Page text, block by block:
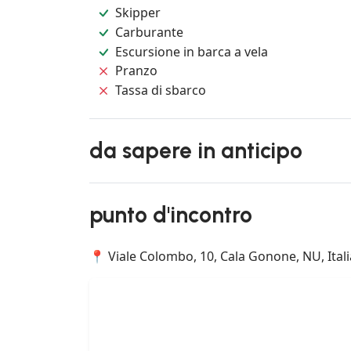
Skipper
Carburante
Escursione in barca a vela
Pranzo
Tassa di sbarco
da sapere in anticipo
punto d'incontro
📍 Viale Colombo, 10, Cala Gonone, NU,